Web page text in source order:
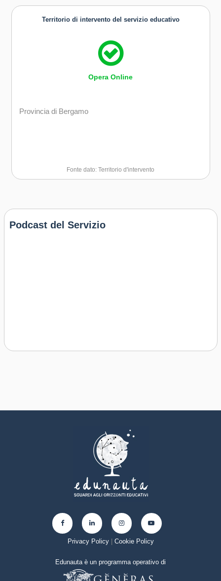
Territorio di intervento del servizio educativo
Opera Online
Provincia di Bergamo
Fonte dato: Territorio d'intervento
Podcast del Servizio
Privacy Policy| Cookie Policy
Edunauta è un programma operativo di